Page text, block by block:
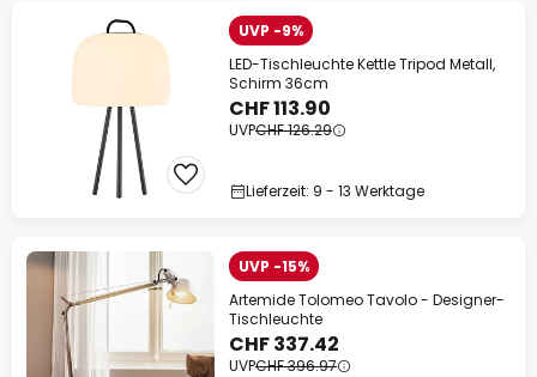
UVP -9%
LED-Tischleuchte Kettle Tripod Metall,
Schirm 36cm
CHF 113.90
UVPCHF 126.29
Lieferzeit: 9 - 13 Werktage
UVP -15%
Artemide Tolomeo Tavolo - Designer-
Tischleuchte
CHF 337.42
UVPCHF 396.97